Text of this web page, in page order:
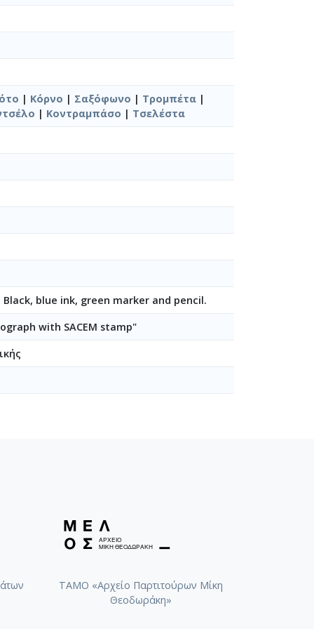
και Στρογγυλοκέφαλοι] [1962-1963]
| Κόρνο | Σαξόφωνο | Τρομπέτα |
| Κοντραμπάσο | Τσελέστα
Black, blue ink, green marker and pencil.
with SACEM stamp"
ΤΑΜΟ «Αρχείο Παρτιτούρων Μίκη
Θεοδωράκη»